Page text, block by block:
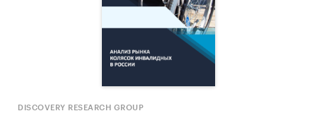
DISCOVERY RESEARCH GROUP